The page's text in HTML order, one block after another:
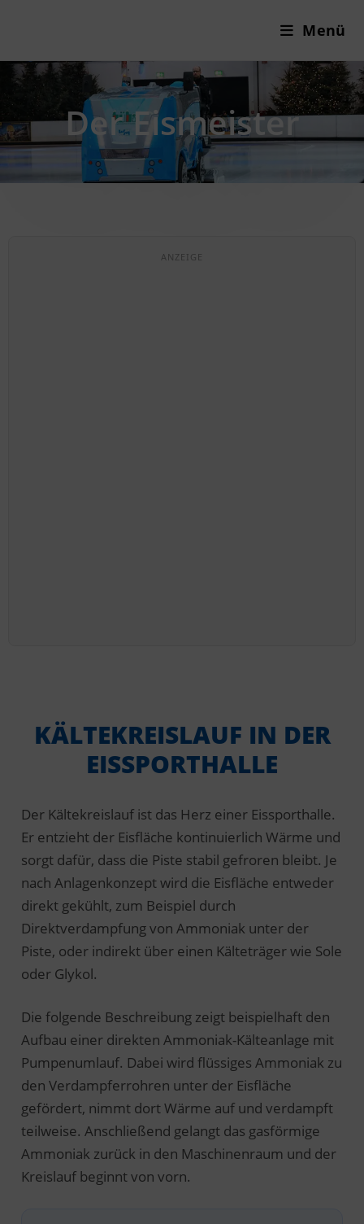
Menü
Der Eismeister
ANZEIGE
KÄLTEKREISLAUF IN DER
EISSPORTHALLE
Der Kältekreislauf ist das Herz einer Eissporthalle.
Er entzieht der Eisfläche kontinuierlich Wärme und
sorgt dafür, dass die Piste stabil gefroren bleibt. Je
nach Anlagenkonzept wird die Eisfläche entweder
direkt gekühlt, zum Beispiel durch
Direktverdampfung von Ammoniak unter der
Piste, oder indirekt über einen Kälteträger wie Sole
oder Glykol.
Die folgende Beschreibung zeigt beispielhaft den
Aufbau einer direkten Ammoniak-Kälteanlage mit
Pumpenumlauf. Dabei wird flüssiges Ammoniak zu
den Verdampferrohren unter der Eisfläche
gefördert, nimmt dort Wärme auf und verdampft
teilweise. Anschließend gelangt das gasförmige
Ammoniak zurück in den Maschinenraum und der
Kreislauf beginnt von vorn.